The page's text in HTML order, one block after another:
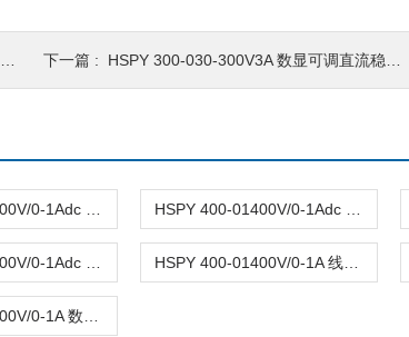
下一篇 : HSPY 300-030-300V3A 数显可调直流稳压电源